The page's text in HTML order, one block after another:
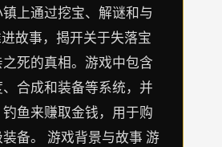
上通过挖宝、解谜和与
故事，揭开关于失落宝
死的真相。游戏中包含
合成和装备等系统，并
鱼来赚取金钱，用于购
备。 游戏背景与故事 游